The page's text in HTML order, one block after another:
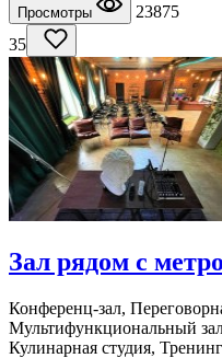
Просмотры
23875
35
Зал рядом с
Конференц-зал,
Мультифункциональный
Кулинарная студия,